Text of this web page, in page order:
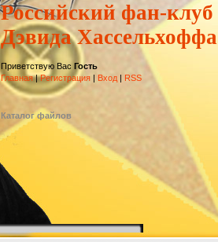
Российский фан-клуб
Дэвида Хассельхоффа
Приветствую Вас Гость
Главная|Регистрация | Вход | RSS
Каталог файлов